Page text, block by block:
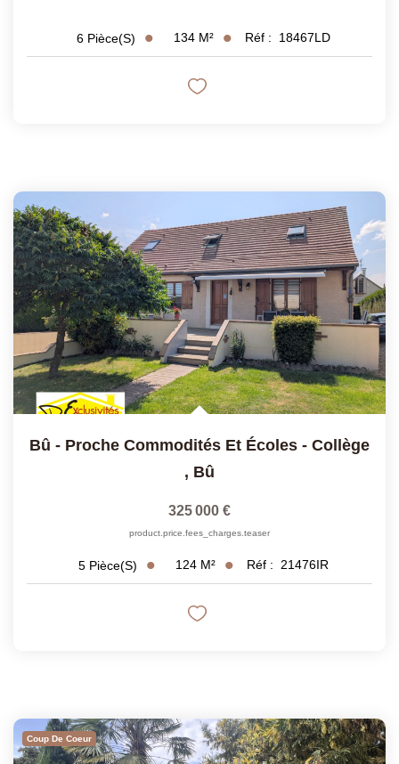
6 Pièce(s) 134 M² Réf : 18467LD
Bû - Proche Commodités Et Écoles - Collège
, Bû
325 000 €
product.price.fees_charges.teaser
5 Pièce(s) 124 M² Réf : 21476IR
Coup De Coeur